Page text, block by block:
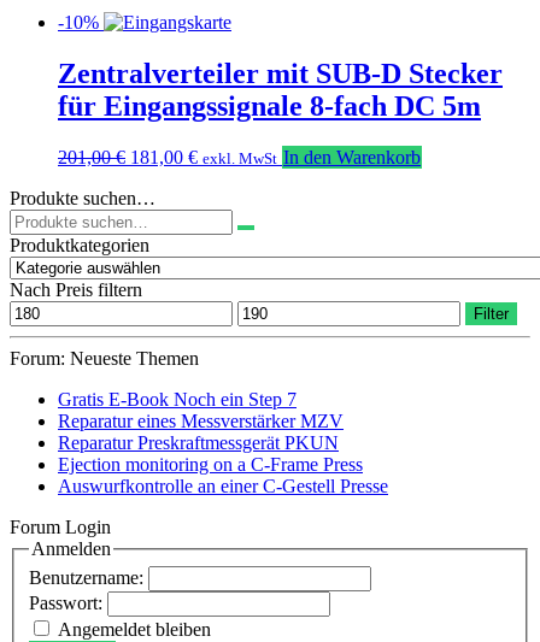
-10%
Zentralverteiler mit SUB-D Stecker
für Eingangssignale 8-fach DC 5m
201,00€ Ursprünglicher
war:
201,00 €
181,00 €Aktueller
181,00 €.
exkl. MwSt In den Warenkorb
Produkte suchen…
Suchen
nach:
Produktkategorien
Nach Preis filtern
Min.
Preis
Max.
Preis
Filter
Forum: Neueste Themen
Gratis E-Book Noch ein Step 7
Reparatur eines Messverstärker MZV
Reparatur Preskraftmessgerät PKUN
Ejection monitoring on a C-Frame Press
Auswurfkontrolle an einer C-Gestell Presse
Forum Login
Anmelden
Benutzername:
Passwort:
Angemeldet bleiben